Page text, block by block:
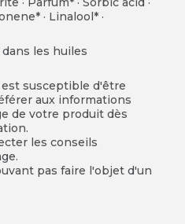
· Linalool* ·
les huiles
susceptible d'être
aux informations
de votre produit dès
les conseils
pas faire l'objet d'un